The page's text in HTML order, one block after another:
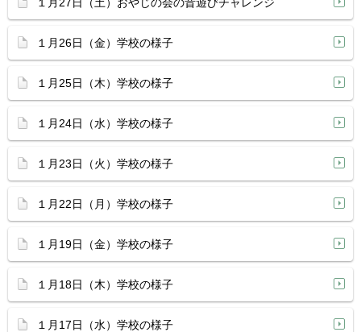
１月26日（金）学校の様子
１月25日（木）学校の様子
１月24日（水）学校の様子
１月23日（火）学校の様子
１月22日（月）学校の様子
１月19日（金）学校の様子
１月18日（木）学校の様子
１月17日（水）学校の様子